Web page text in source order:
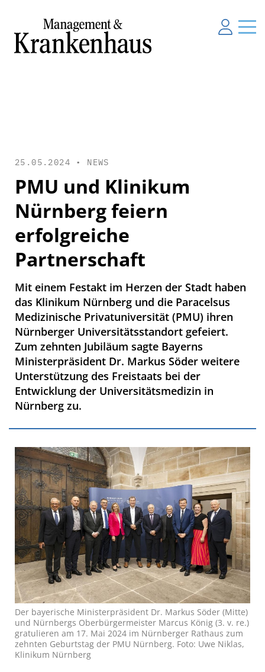
25.05.2024 • NEWS
PMU und Klinikum
Nürnberg feiern
erfolgreiche
Partnerschaft
Mit einem Festakt im Herzen der Stadt haben
das Klinikum Nürnberg und die Paracelsus
Medizinische Privatuniversität (PMU) ihren
Nürnberger Universitätsstandort gefeiert.
Zum zehnten Jubiläum sagte Bayerns
Ministerpräsident Dr. Markus Söder weitere
Unterstützung des Freistaats bei der
Entwicklung der Universitätsmedizin in
Nürnberg zu.
Der bayerische Ministerpräsident Dr. Markus Söder (Mitte)
und Nürnbergs Oberbürgermeister Marcus König (3. v. re.)
gratulieren am 17. Mai 2024 im Nürnberger Rathaus zum
zehnten Geburtstag der PMU Nürnberg. Foto: Uwe Niklas,
Klinikum Nürnberg